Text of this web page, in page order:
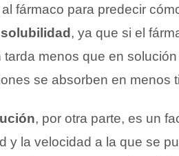
fármaco para predecir
solubilidad , ya que si el
menos que en
se absorben en menos
, por otra parte, es un
y la velocidad a la que se